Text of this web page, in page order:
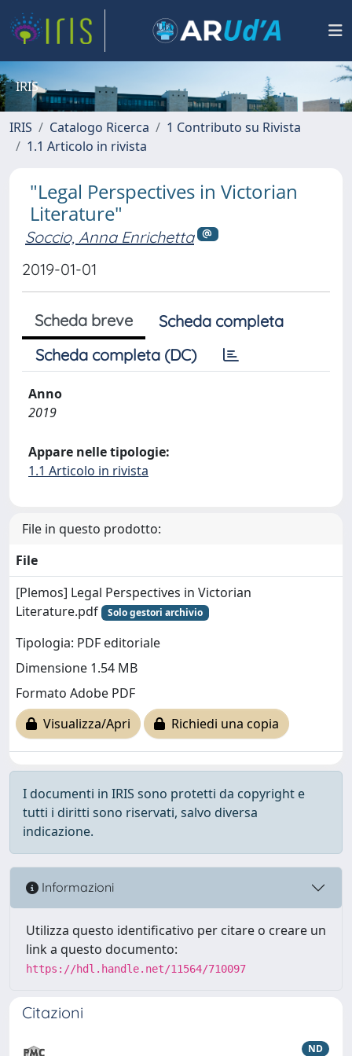
IRIS
IRIS Catalogo Ricerca
1 Contributo su Rivista
1.1 Articolo in rivista
"Legal Perspectives in Victorian
Literature"
Soccio, Anna Enrichetta
2019-01-01
Scheda breve
Scheda completa
Scheda completa (DC)
Anno
2019
Appare nelle tipologie:
1.1 Articolo in rivista
File in questo prodotto:
File
[Plemos] Legal Perspectives in Victorian
Literature.pdf
Solo gestori archivio
Tipologia: PDF editoriale
Dimensione 1.54 MB
Formato Adobe PDF
Visualizza/Apri
Richiedi una copia
I documenti in IRIS sono protetti da copyright e
tutti i diritti sono riservati, salvo diversa
indicazione.
Informazioni
Utilizza questo identificativo per citare o creare un
link a questo documento:
https://hdl.handle.net/11564/710097
Citazioni
ND